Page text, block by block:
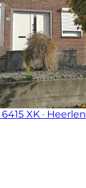
6415 XK · Heerlen